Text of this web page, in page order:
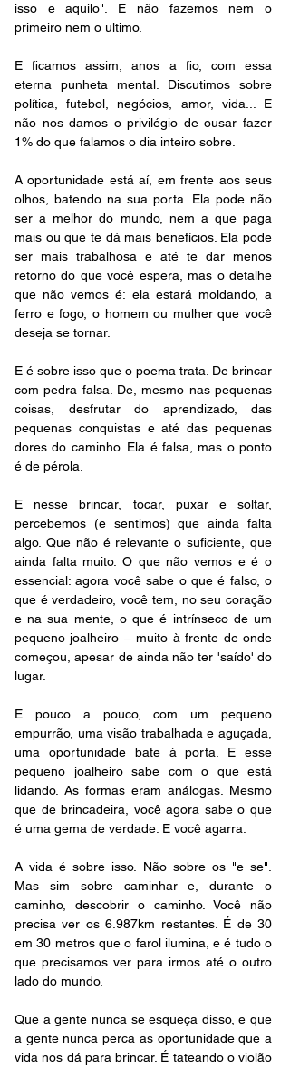
isso e aquilo". E não fazemos nem o
primeiro nem o ultimo.
E ficamos assim, anos a fio, com essa
eterna punheta mental. Discutimos sobre
política, futebol, negócios, amor, vida... E
não nos damos o privilégio de ousar fazer
1% do que falamos o dia inteiro sobre.
A oportunidade está aí, em frente aos seus
olhos, batendo na sua porta. Ela pode não
ser a melhor do mundo, nem a que paga
mais ou que te dá mais benefícios. Ela pode
ser mais trabalhosa e até te dar menos
retorno do que você espera, mas o detalhe
que não vemos é: ela estará moldando, a
ferro e fogo, o homem ou mulher que você
deseja se tornar.
E é sobre isso que o poema trata. De brincar
com pedra falsa. De, mesmo nas pequenas
coisas, desfrutar do aprendizado, das
pequenas conquistas e até das pequenas
dores do caminho. Ela é falsa, mas o ponto
é de pérola.
E nesse brincar, tocar, puxar e soltar,
percebemos (e sentimos) que ainda falta
algo. Que não é relevante o suficiente, que
ainda falta muito. O que não vemos e é o
essencial: agora você sabe o que é falso, o
que é verdadeiro, você tem, no seu coração
e na sua mente, o que é intrínseco de um
pequeno joalheiro – muito à frente de onde
começou, apesar de ainda não ter 'saído' do
lugar.
E pouco a pouco, com um pequeno
empurrão, uma visão trabalhada e aguçada,
uma oportunidade bate à porta. E esse
pequeno joalheiro sabe com o que está
lidando. As formas eram análogas. Mesmo
que de brincadeira, você agora sabe o que
é uma gema de verdade. E você agarra.
A vida é sobre isso. Não sobre os "e se".
Mas sim sobre caminhar e, durante o
caminho, descobrir o caminho. Você não
precisa ver os 6.987km restantes. É de 30
em 30 metros que o farol ilumina, e é tudo o
que precisamos ver para irmos até o outro
lado do mundo.
Que a gente nunca se esqueça disso, e que
a gente nunca perca as oportunidade que a
vida nos dá para brincar. É tateando o violão